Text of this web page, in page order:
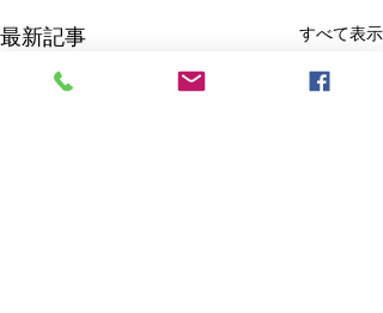
最新記事 すべて表示